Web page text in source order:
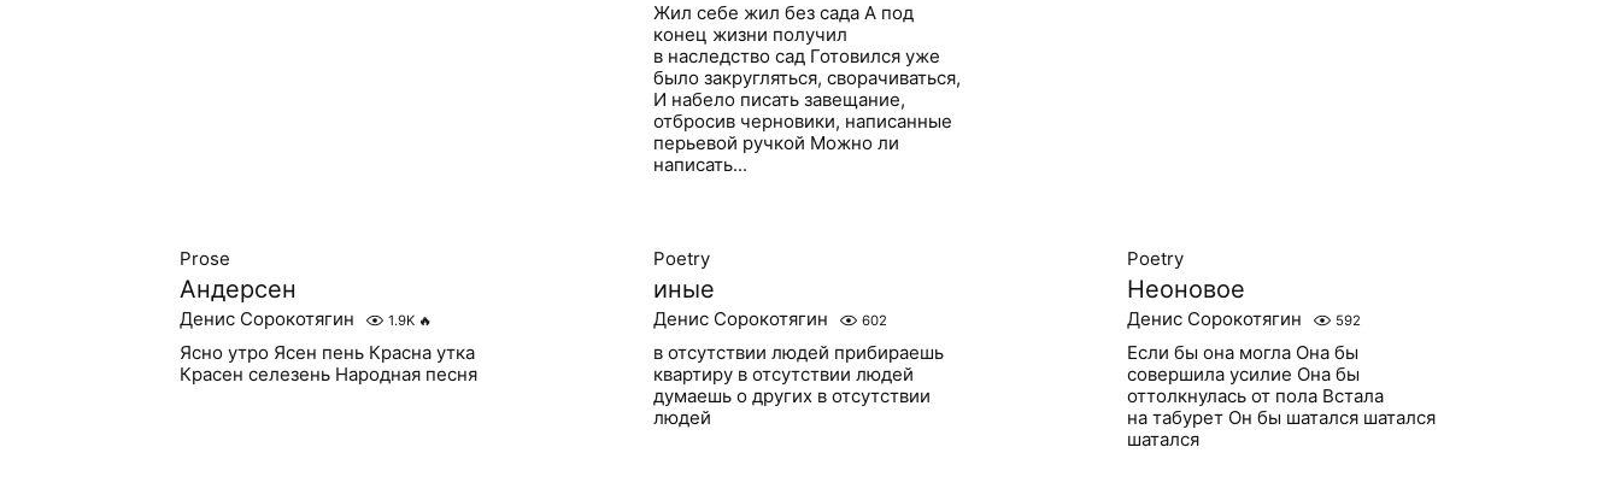
Жил себе жил без сада А под
конец жизни получил
в наследство сад Готовился уже
было закругляться, сворачиваться,
И набело писать завещание,
отбросив черновики, написанные
перьевой ручкой Можно ли
написать...
Prose
Андерсен
Денис Сорокотягин 1.9K 🔥
Ясно утро Ясен пень Красна утка
Красен селезень Народная песня
Poetry
иные
Денис Сорокотягин 602
в отсутствии людей прибираешь
квартиру в отсутствии людей
думаешь о других в отсутствии
людей
Poetry
Неоновое
Денис Сорокотягин 592
Если бы она могла Она бы
совершила усилие Она бы
оттолкнулась от пола Встала
на табурет Он бы шатался шатался
шатался